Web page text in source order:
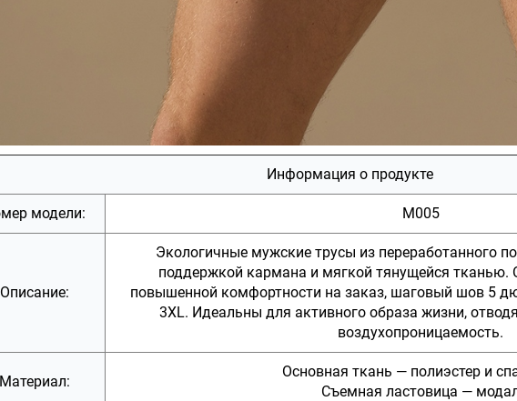
Информация о продукте
модели: M005
Описание:
Экологичные мужские трусы из переработанного
поддержкой кармана и мягкой тянущейся тканью.
повышенной комфортности на заказ, шаговый шов 5
3XL. Идеальны для активного образа жизни,
воздухопроницаемость.
Основная ткань — полиэстер и
Съемная ластовица —